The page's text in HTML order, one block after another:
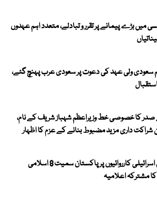
میں بڑے پیمانے پر تقرر و تبادلے، متعدد اہم عہدوں
سعودی ولی عہد کی دعوت پر سعودی عرب پہنچ گئے،
کا خصوصی خط وزیراعظم شہباز شریف کے نام،
شراکت داری مزید مضبوط بنانے کے عزم کا اظہار
غزہ میں اسرائیلی کارروائیوں پر پاکستان سمیت 8 اسلامی
مشترکہ اعلامیہ